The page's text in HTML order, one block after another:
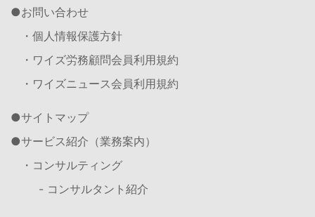
お問い合わせ
・個人情報保護方針
・ワイズ労務顧問会員利用規約
・ワイズニュース会員利用規約
サイトマップ
サービス紹介（業務案内）
・コンサルティング
- コンサルタント紹介